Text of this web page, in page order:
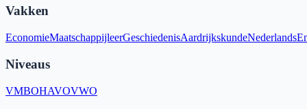
Vakken
EconomieMaatschappijleerGeschiedenisAardrijkskundeNederlands
Niveaus
VMBOHAVOVWO